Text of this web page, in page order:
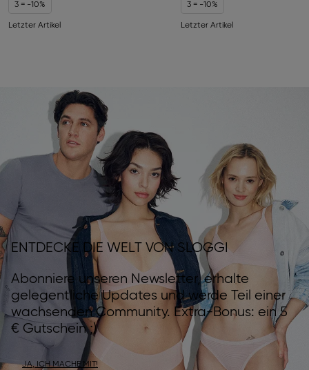
3 = -10%
Letzter Artikel
3 = -10%
Letzter Artikel
ENTDECKE DIE WELT VON SLOGGI
Abonniere unseren Newsletter, erhalte
gelegentliche Updates und werde Teil einer
wachsenden Community. Extra-Bonus: ein 5
€ Gutschein ;)
JA, ICH MACHE MIT!